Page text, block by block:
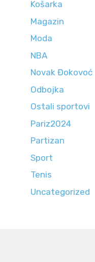
Košarka
Magazin
Moda
NBA
Novak Đokovoć
Odbojka
Ostali sportovi
Pariz2024
Partizan
Sport
Tenis
Uncategorized